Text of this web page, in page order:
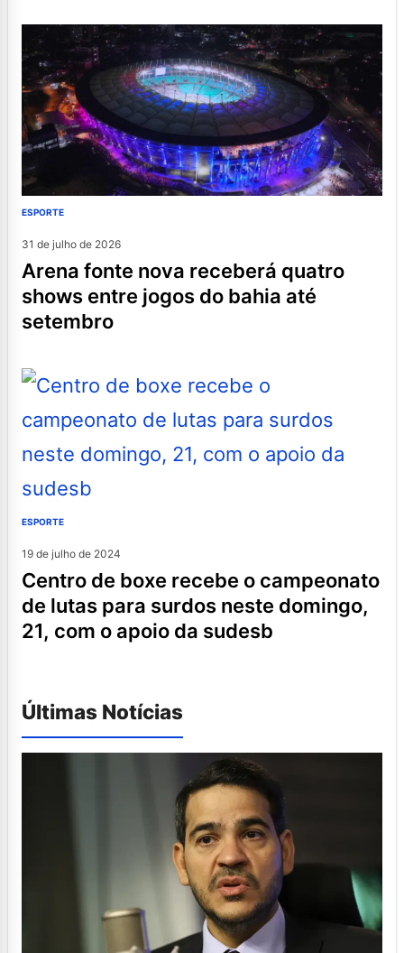
ESPORTE
31 de julho de 2026
arena fonte nova receberá quatro
shows entre jogos do bahia até
setembro
ESPORTE
19 de julho de 2024
centro de boxe recebe o campeonato
de lutas para surdos neste domingo,
21, com o apoio da sudesb
Últimas Notícias